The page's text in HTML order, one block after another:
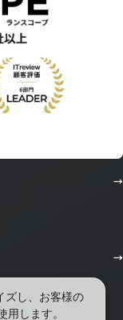
ズし、お客様の
します。